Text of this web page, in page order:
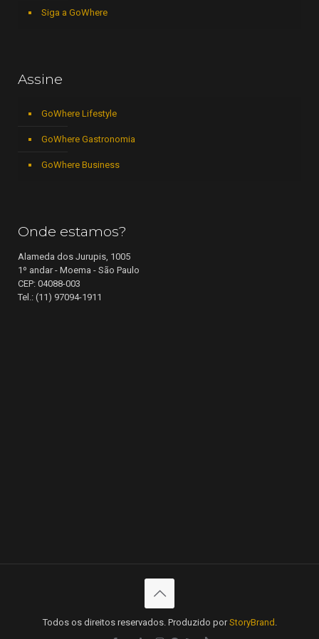
Siga a GoWhere
Assine
GoWhere Lifestyle
GoWhere Gastronomia
GoWhere Business
Onde estamos?
Alameda dos Jurupis, 1005
1º andar - Moema - São Paulo
CEP: 04088-003
Tel.: (11) 97094-1911
Todos os direitos reservados. Produzido porStoryBrand